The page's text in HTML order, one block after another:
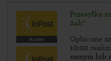
Przesyłka
24h*
Opłacone
10:00
samym lub